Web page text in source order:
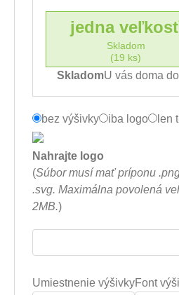
jedna
Skladom
(19 ks)
SkladomU vás doma
bez výšivky iba logo len
Nahrajte logo
(Súbor musí mať príponu
.svg. Maximálna povolená
2MB.)
Umiestnenie výšivkyFont